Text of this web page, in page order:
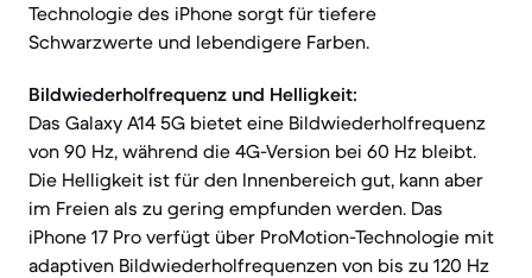
Technologie des iPhone sorgt für tiefere
Schwarzwerte und lebendigere Farben.
Bildwiederholfrequenz und Helligkeit:
Das Galaxy A14 5G bietet eine Bildwiederholfrequenz
von 90 Hz, während die 4G-Version bei 60 Hz bleibt.
Die Helligkeit ist für den Innenbereich gut, kann aber
im Freien als zu gering empfunden werden. Das
iPhone 17 Pro verfügt über ProMotion-Technologie mit
adaptiven Bildwiederholfrequenzen von bis zu 120 Hz